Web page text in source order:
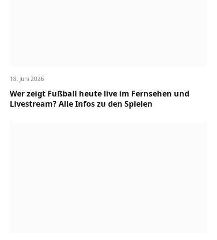
18. Juni 2026
Wer zeigt Fußball heute live im Fernsehen und
Livestream? Alle Infos zu den Spielen